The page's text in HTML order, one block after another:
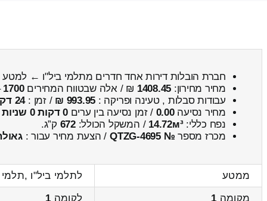
חברת הובלות דירות אחד חדרים מתלמי ביל"ו ← למטע
מחיר מחירון: 1408.45 ₪ / אלה שבטווח המחירים1700
עבודות סבלות , טעינה ופריקה : 993.95 ₪ / זמן :24 דקות 57 שניות
מחיר נסיעה0.00 / זמן נסיעה בין ערים0 דקות 0 שניות
נפח כללי:14.72м³ / המשקל הכולל:672 ק”ג.
מכרז מספר № QTZG-4695 / הצעת מחיר עבור :
ממטע
לתלמי ביל"ו ,תלמי
מקומה 1 לקומה 1